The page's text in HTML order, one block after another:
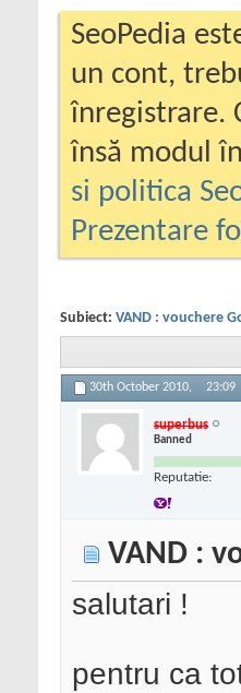
SeoPedia
un cont,
înregistrare.
însă modul
si politica
Prezentare
Subiect: VAND : vouchere
30th October 2010, 23:09
superbus
Banned
Reputatie:
VAND :
salutari !
pentru ca